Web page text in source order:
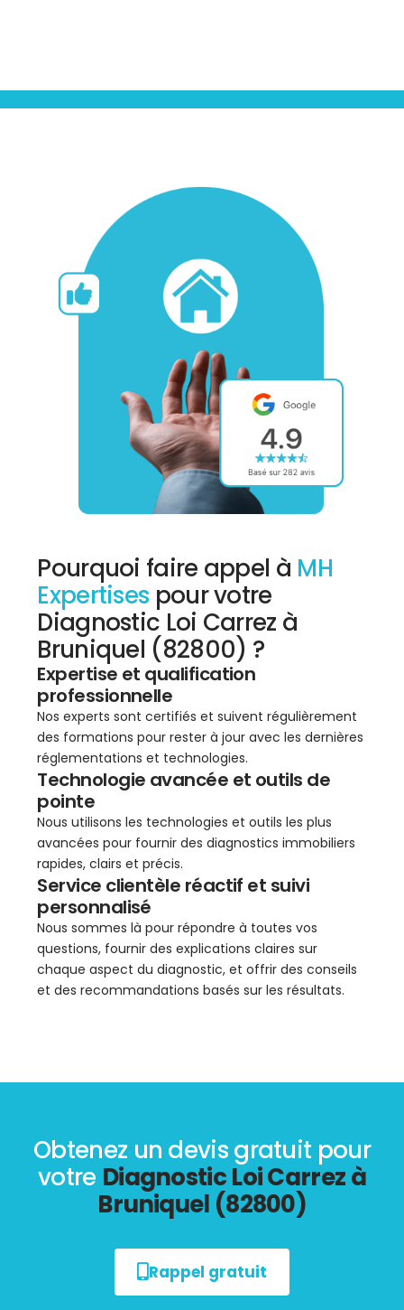
Pourquoi faire appel à MH
Expertises pour votre
Diagnostic Loi Carrez à
Bruniquel (82800) ?
Expertise et qualification
professionnelle
Nos experts sont certifiés et suivent régulièrement
des formations pour rester à jour avec les dernières
réglementations et technologies.
Technologie avancée et outils de
pointe
Nous utilisons les technologies et outils les plus
avancées pour fournir des diagnostics immobiliers
rapides, clairs et précis.
Service clientèle réactif et suivi
personnalisé
Nous sommes là pour répondre à toutes vos
questions, fournir des explications claires sur
chaque aspect du diagnostic, et offrir des conseils
et des recommandations basés sur les résultats.
Obtenez un devis gratuit pour
votre Diagnostic Loi Carrez à
Bruniquel (82800)
Rappel gratuit